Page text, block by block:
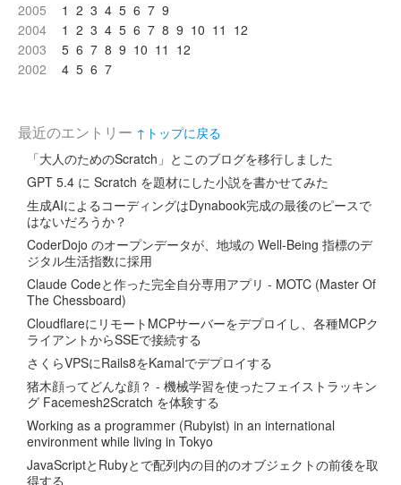
2005
1 2 3 4 5 6 7 9
2004
1 2 3 4 5 6 7 8 9 10 11 12
2003
5 6 7 8 9 10 11 12
2002
4 5 6 7
最近のエントリー ↑トップに戻る
「大人のためのScratch」とこのブログを移行しました
GPT 5.4 に Scratch を題材にした小説を書かせてみた
生成AIによるコーディングはDynabook完成の最後のピースで
はないだろうか？
CoderDojo のオープンデータが、地域の Well-Being 指標のデ
ジタル生活指数に採用
Claude Codeと作った完全自分専用アプリ - MOTC (Master Of
The Chessboard)
CloudflareにリモートMCPサーバーをデプロイし、各種MCPク
ライアントからSSEで接続する
さくらVPSにRails8をKamalでデプロイする
猪木顔ってどんな顔？ - 機械学習を使ったフェイストラッキン
グ Facemesh2Scratch を体験する
Working as a programmer (Rubyist) in an international
environment while living in Tokyo
JavaScriptとRubyとで配列内の目的のオブジェクトの前後を取
得する